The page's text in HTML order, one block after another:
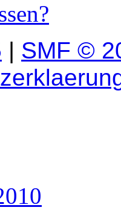
| SMF ©